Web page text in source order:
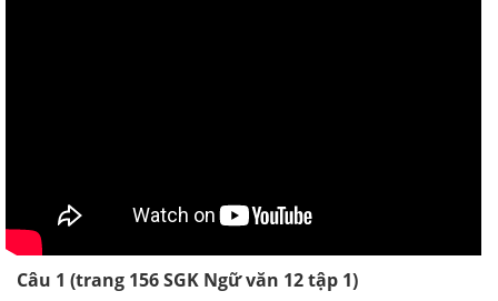
Câu 1 (trang 156 SGK Ngữ văn 12 tập 1)